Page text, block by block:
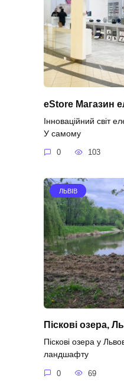
eStore Магазин
Інноваційний світ
У самому
0 103
ЛЬВІВ
Піскові озера,
Піскові озера у
ландшафту
0 69